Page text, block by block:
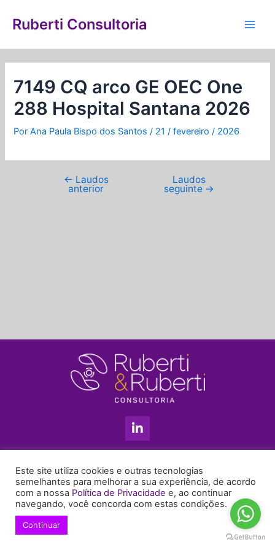
para
conteúdo
Ruberti Consultoria
7149 CQ arco GE OEC One
288 Hospital Santana 2026
PorAna Paula Bispo dos Santos/ 21 / fevereiro / 2026
de
← Laudos
anterior
Laudos
seguinte →
L
i
n
e
d
i
n
+55 11 99655-6439
enyruberti@ruberticonsultoria.com.br
Este site utiliza cookies e outras tecnologias
semelhantes para melhorar a sua experiência, de acordo
com a nossa Política de Privacidade e, ao continuar
navegando, você concorda com estas condições.
Continuar